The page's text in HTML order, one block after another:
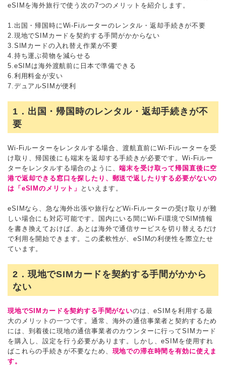
eSIMを海外旅行で使う次の7つのメリットを紹介します。
1.出国・帰国時にWi-Fiルーターのレンタル・返却手続きが不要
2.現地でSIMカードを契約する手間がかからない
3.SIMカードの入れ替え作業が不要
4.持ち運ぶ荷物を減らせる
5.eSIMは海外渡航前に日本で準備できる
6.利用料金が安い
7.デュアルSIMが便利
1．出国・帰国時のレンタル・返却手続きが不
要
Wi-Fiルーターをレンタルする場合、渡航直前にWi-Fiルーターを受
け取り、帰国後にも端末を返却する手続きが必要です。Wi-Fiルー
ターをレンタルする場合のように、端末を受け取って帰国直後に空
港で返却できる窓口を探したり、郵送で返したりする必要がないの
は「eSIMのメリット」
といえます。
eSIMなら、急な海外出張や旅行などWi-Fiルーターの受け取りが難
しい場合にも対応可能です。国内にいる間にWi-Fi環境でSIM情報
を書き換えておけば、あとは海外で通信サービスを切り替えるだけ
で利用を開始できます。この柔軟性が、eSIMの利便性を際立たせ
ています。
2．現地でSIMカードを契約する手間がかから
ない
現地でSIMカードを契約する手間がないのは、eSIMを利用する最
大のメリットの一つです。通常、海外の通信事業者と契約するため
には、到着後に現地の通信事業者のカウンターに行ってSIMカード
を購入し、設定を行う必要があります。しかし、eSIMを使用すれ
ばこれらの手続きが不要なため、 現地での滞在時間を有効に使えま
す。